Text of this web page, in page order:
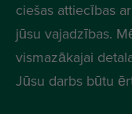
ciešas attiecības
jūsu vajadzības.
vismazākajai
Jūsu darbs būtu